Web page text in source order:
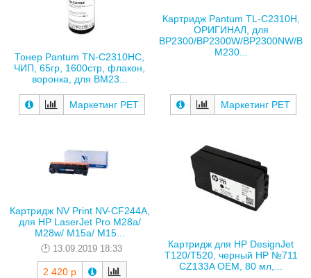
Тонер Pantum TN-C2310HC,
ЧИП, 65гр, 1600стр, флакон,
воронка, для BM23...
Маркетинг РЕТ
Картридж Pantum TL-C2310H,
ОРИГИНАЛ, для
BP2300/BP2300W/BP2300NW/B
M230...
Маркетинг РЕТ
Картридж NV Print NV-CF244A,
для HP LaserJet Pro M28a/
M28w/ M15a/ M15...
13.09.2019 18:33
2 420 р
Картридж для HP DesignJet
T120/T520, черный HP №711
CZ133A ОЕМ, 80 мл,...